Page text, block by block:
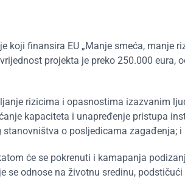
koji finansira EU „Manje smeća, manje
projekta je preko 250.000 eura,
rizicima i opasnostima izazvanim
kapaciteta i unapređenje pristupa
o posljedicama zagađenja;
će se pokrenuti i kamapanja
se odnose na životnu sredinu,